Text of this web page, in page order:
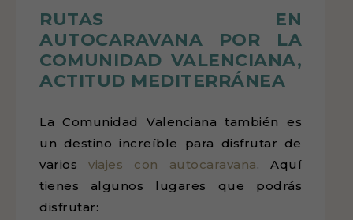
RUTAS EN
AUTOCARAVANA POR LA
COMUNIDAD VALENCIANA,
ACTITUD MEDITERRÁNEA
La Comunidad Valenciana también es
un destino increíble para disfrutar de
varios viajes con autocaravana. Aquí
tienes algunos lugares que podrás
disfrutar: